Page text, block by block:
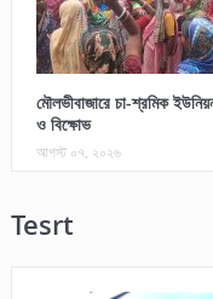
মৌলভীবাজারে চা-শ্রমিক
ও বিক্ষোভ
আগস্ট ০৭, ২০২৬
Tesrt